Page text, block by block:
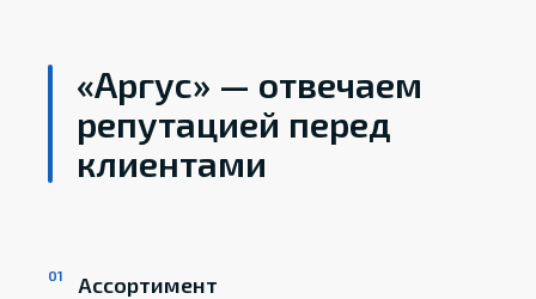
«Аргус» — отвечаем
репутацией перед
клиентами
Ассортимент